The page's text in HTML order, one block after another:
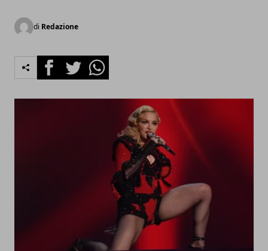
di Redazione
FacebookTwitterWhatsapp